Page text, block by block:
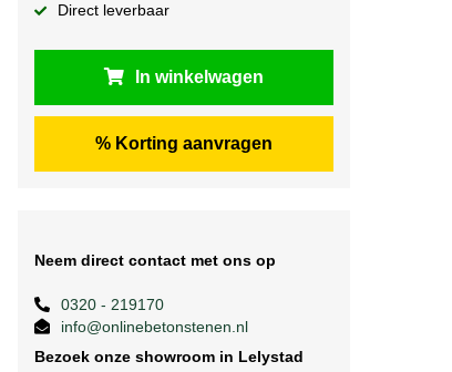
Direct leverbaar
In winkelwagen
% Korting aanvragen
Neem direct contact met ons op
0320 - 219170
info@onlinebetonstenen.nl
Bezoek onze showroom in Lelystad